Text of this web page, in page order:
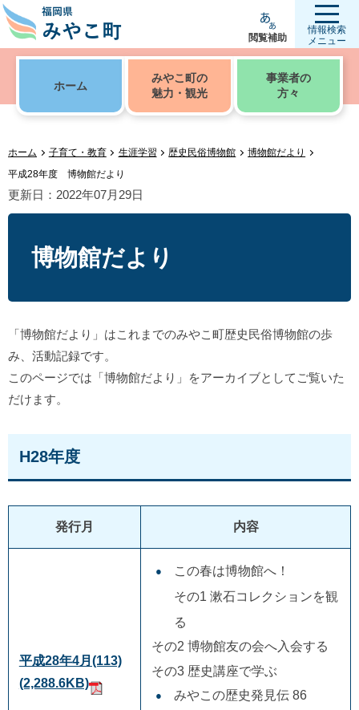
閲覧補助
情報検索
メニュー
ホーム
みやこ町の
魅力・観光
事業者の
方々
ホーム 子育て・教育 生涯学習 歴史民俗博物館
博物館だより
平成28年度 博物館だより
更新日：2022年07月29日
博物館だより
「博物館だより」はこれまでのみやこ町歴史民俗博物館の歩
み、活動記録です。
このページでは「博物館だより」をアーカイブとしてご覧いた
だけます。
H28年度
発行月 内容
平成28年4月(113)
(2,288.6KB)
この春は博物館へ！
その1 漱石コレクションを観
る
その2 博物館友の会へ入会する
その3 歴史講座で学ぶ
みやこの歴史発見伝 86